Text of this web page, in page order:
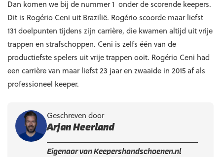
Dan komen we bij de nummer 1 onder de scorende keepers.
Dit is Rogério Ceni uit Brazilië. Rogério scoorde maar liefst
131 doelpunten tijdens zijn carrière, die kwamen altijd uit vrije
trappen en strafschoppen. Ceni is zelfs één van de
productiefste spelers uit vrije trappen ooit. Rogério Ceni had
een carrière van maar liefst 23 jaar en zwaaide in 2015 af als
professioneel keeper.
Geschreven door
Arjan Heerland
Eigenaar van Keepershandschoenen.nl